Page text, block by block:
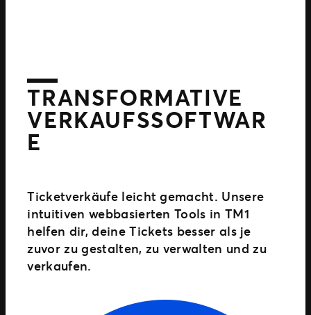
TRANSFORMATIVE
VERKAUFSSOFTWAR
E
Ticketverkäufe leicht gemacht. Unsere
intuitiven webbasierten Tools in TM1
helfen dir, deine Tickets besser als je
zuvor zu gestalten, zu verwalten und zu
verkaufen.